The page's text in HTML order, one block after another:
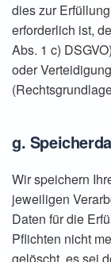
dies zur
erforderlich ist,
Abs. 1 c)
oder
g.
Wir speichern
jeweiligen
Daten für die
Pflichten nicht